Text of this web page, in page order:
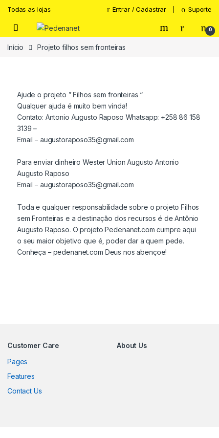
Todas as lojas Entrar / Cadastrar Suporte
0
Início Projeto filhos sem fronteiras
Ajude o projeto ” Filhos sem fronteiras “
Qualquer ajuda é muito bem vinda!
Contato: Antonio Augusto Raposo Whatsapp: +258 86 158
3139 –
Email – augustoraposo35@gmail.com
Para enviar dinheiro Wester Union Augusto Antonio
Augusto Raposo
Email – augustoraposo35@gmail.com
Toda e qualquer responsabilidade sobre o projeto Filhos
sem Fronteiras e a destinação dos recursos é de Antônio
Augusto Raposo. O projeto Pedenanet.com cumpre aqui
o seu maior objetivo que é, poder dar a quem pede.
Conheça – pedenanet.com Deus nos abençoe!
Customer Care
Pages
Features
Contact Us
About Us